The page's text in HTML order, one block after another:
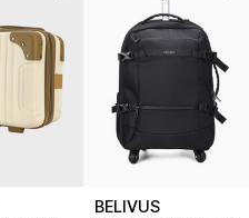
BELIVUS